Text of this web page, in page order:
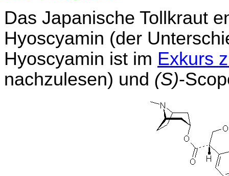
Das Japanische Tollkraut
Hyoscyamin (der
Hyoscyamin ist im Exkurs
nachzulesen) und (S)-